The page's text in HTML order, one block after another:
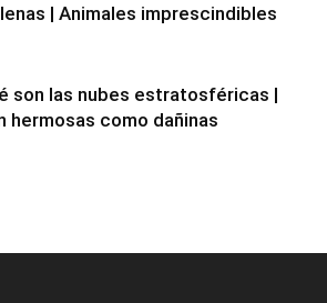
| Animales imprescindibles
son las nubes estratosféricas |
hermosas como dañinas